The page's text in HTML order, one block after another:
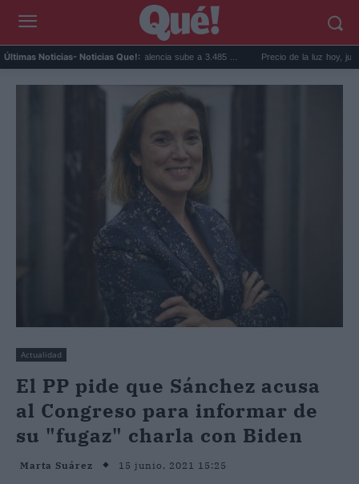
Últimas Noticias- Noticias Que!:
precio de la vivienda en Valencia sube a 3.485 ... Precio de la luz hoy, jueves 6
Actualidad
El PP pide que Sánchez acusa
al Congreso para informar de
su "fugaz" charla con Biden
Marta Suárez 15 junio, 2021 15:25